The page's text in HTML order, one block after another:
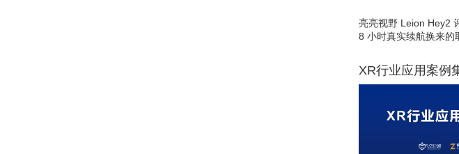
亮亮视野 Leion Hey2
8 小时真实续航换来的
XR行业应用案例